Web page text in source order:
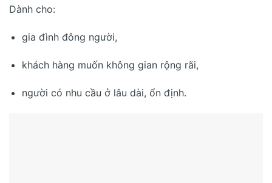
Dành cho:
gia đình đông người,
khách hàng muốn không gian rộng rãi,
người có nhu cầu ở lâu dài, ổn định.